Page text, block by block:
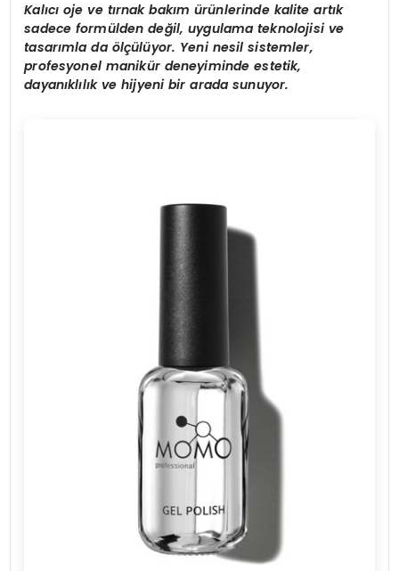
Kalıcı oje ve tırnak bakım ürünlerinde kalite artık
sadece formülden değil, uygulama teknolojisi ve
tasarımla da ölçülüyor. Yeni nesil sistemler,
profesyonel manikür deneyiminde estetik,
dayanıklılık ve hijyeni bir arada sunuyor.